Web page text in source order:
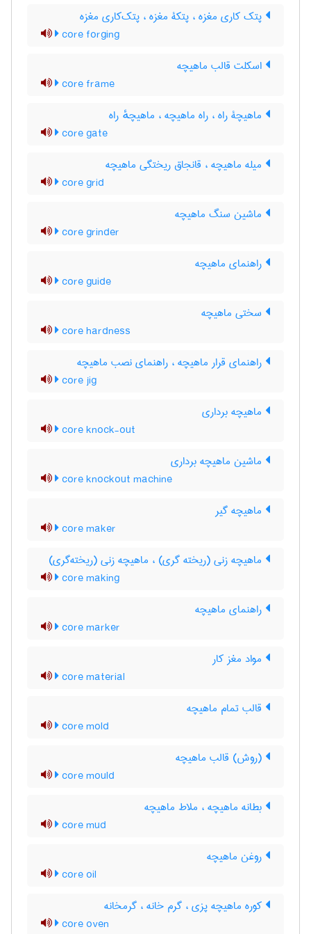
پتک کاری مغزه ، پتکۀ مغزه ، پتک‌کاری مغزه
core forging
اسکلت قالب ماهیچه
core frame
ماهیچۀ راه ، راه ماهیچه ، ماهیچهٔ راه
core gate
میله ماهیچه ، قانجاق ریختگی ماهیچه
core grid
ماشین سنگ ماهیچه
core grinder
راهنمای ماهیچه
core guide
سختی ماهیچه
core hardness
راهنمای قرار ماهیچه ، راهنمای نصب ماهیچه
core jig
ماهیچه برداری
core knock-out
ماشین ماهیچه برداری
core knockout machine
ماهیچه گیر
core maker
ماهیچه زنی (ریخته گری) ، ماهیچه زنی (ریخته‌گری)
core making
راهنمای ماهیچه
core marker
مواد مغز کار
core material
قالب تمام ماهیچه
core mold
(روش) قالب ماهیچه
core mould
بطانه ماهیچه ، ملاط ماهیچه
core mud
روغن ماهیچه
core oil
کوره ماهیچه پزی ، گرم خانه ، گرمخانه
core oven